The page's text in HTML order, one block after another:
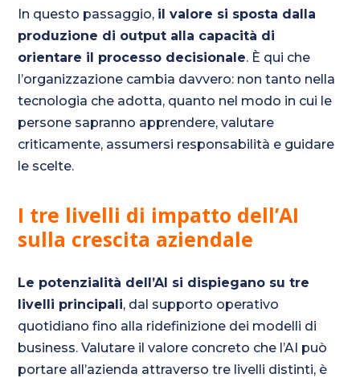
In questo passaggio, il valore si sposta dalla
produzione di output alla capacità di
orientare il processo decisionale. È qui che
l’organizzazione cambia davvero: non tanto nella
tecnologia che adotta, quanto nel modo in cui le
persone sapranno apprendere, valutare
criticamente, assumersi responsabilità e guidare
le scelte.
I tre livelli di impatto dell’AI
sulla crescita aziendale
Le potenzialità dell’AI si dispiegano su tre
livelli principali, dal supporto operativo
quotidiano fino alla ridefinizione dei modelli di
business. Valutare il valore concreto che l’AI può
portare all’azienda attraverso tre livelli distinti, è